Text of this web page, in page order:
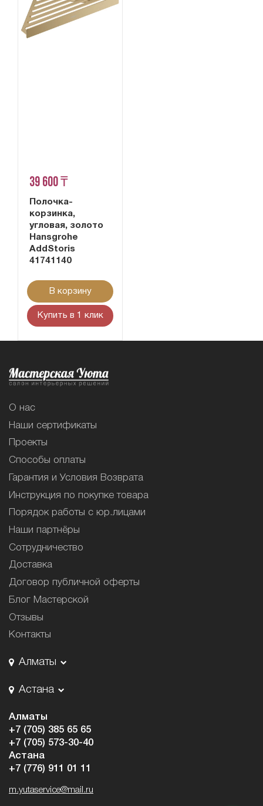
39 600 ₸
Полочка-
корзинка,
угловая, золото
Hansgrohe
AddStoris
41741140
В корзину
Купить в 1 клик
О нас
Наши сертификаты
Проекты
Способы оплаты
Гарантия и Условия Возврата
Инструкция по покупке товара
Порядок работы с юр.лицами
Наши партнёры
Сотрудничество
Доставка
Договор публичной оферты
Блог Мастерской
Отзывы
Контакты
Алматы
Астана
Алматы
+7 (705) 385 65 65
+7 (705) 573-30-40
Астана
+7 (776) 911 01 11
m.yutaservice@mail.ru